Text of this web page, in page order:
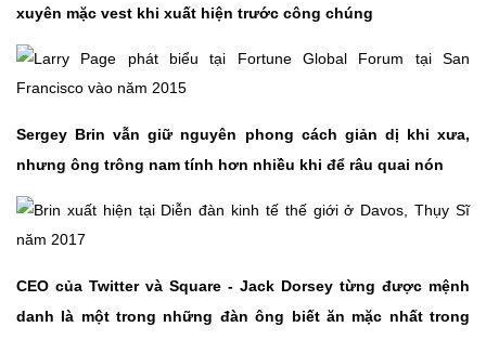
xuyên mặc vest khi xuất hiện trước công chúng
Sergey Brin vẫn giữ nguyên phong cách giản dị khi xưa,
nhưng ông trông nam tính hơn nhiều khi để râu quai nón
CEO của Twitter và Square - Jack Dorsey từng được mệnh
danh là một trong những đàn ông biết ăn mặc nhất trong